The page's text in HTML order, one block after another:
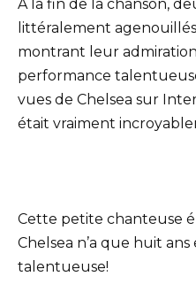
À la fin de la chanson,
littéralement
montrant leur
performance
vues de Chelsea sur
était vraiment
Cette petite chanteuse
Chelsea n’a que huit
talentueuse!